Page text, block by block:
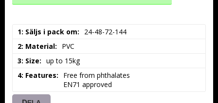
1: Säljs i pack om
24-48-72-144
2: Material
PVC
3: Size
up to 15kg
4: Features
Free from phthalates
EN71 approved